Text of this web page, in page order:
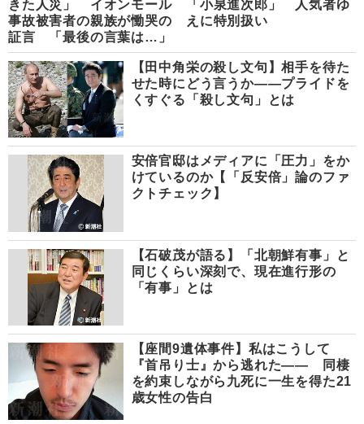
きた人災」 イオンモール
事故被害者の親族が慟哭の
証言 「最後の言葉は…」
「小泉進次郎」 人気者ゆ
えに特別扱い
【田中角栄の殺し文句】相手を待た
せた時にどう言うか――プライドを
くすぐる「殺し文句」とは
安倍官邸はメディアに「圧力」をか
けているのか【「反安倍」論のファ
クトチェック】
【石破茂が語る】「北朝鮮有事」と
同じくらい深刻で、現在進行形の
「有事」とは
【座間9遺体事件】私はこうして
『首吊り士』から逃れた―― 同棲
を約束しながら九死に一生を得た21
歳女性の告白